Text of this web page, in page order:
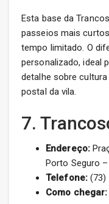
Esta base da
passeios mais
tempo limitado. O
personalizado, ideal
detalhe sobre
postal da vila.
7.
Endereço:
Porto Seguro
Telefone:(73)
Como chegar: